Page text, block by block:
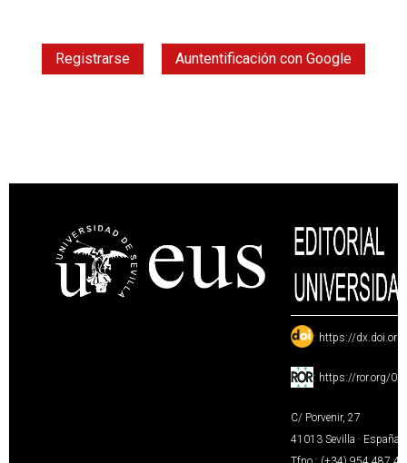
Registrarse Auntentificación con Google
: https://
: https://ror.org/
C/ Porvenir, 27
41013 Sevilla · España